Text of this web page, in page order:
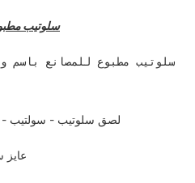
سلوتيب
سلوتيب مطبوع للمصانع باسم
لصق سلوتيب - سولتيب
عايز